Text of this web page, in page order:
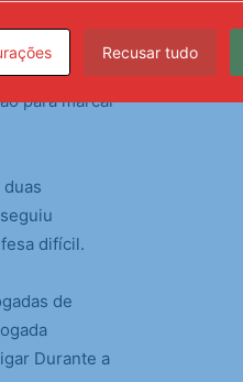
para
para marcar
difícil.
de
Durante a
Recusar tudo